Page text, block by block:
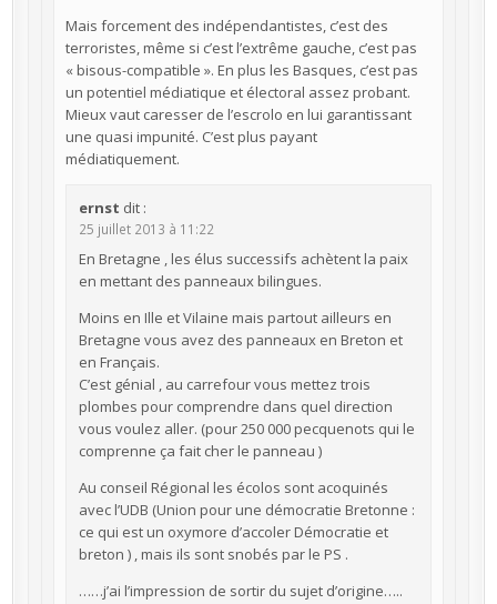
Mais forcement des indépendantistes, c’est des
terroristes, même si c’est l’extrême gauche, c’est pas
« bisous-compatible ». En plus les Basques, c’est pas
un potentiel médiatique et électoral assez probant.
Mieux vaut caresser de l’escrolo en lui garantissant
une quasi impunité. C’est plus payant
médiatiquement.
ernst dit :
25 juillet 2013 à 11:22
En Bretagne , les élus successifs achètent la paix
en mettant des panneaux bilingues.
Moins en Ille et Vilaine mais partout ailleurs en
Bretagne vous avez des panneaux en Breton et
en Français.
C’est génial , au carrefour vous mettez trois
plombes pour comprendre dans quel direction
vous voulez aller. (pour 250 000 pecquenots qui le
comprenne ça fait cher le panneau )
Au conseil Régional les écolos sont acoquinés
avec l’UDB (Union pour une démocratie Bretonne :
ce qui est un oxymore d’accoler Démocratie et
breton ) , mais ils sont snobés par le PS .
……j’ai l’impression de sortir du sujet d’origine…..